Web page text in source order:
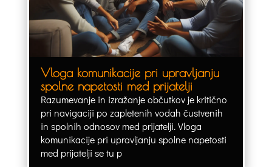
Vloga komunikacije pri upravljanju
spolne napetosti med prijatelji
Razumevanje in izražanje občutkov je kritično
pri navigaciji po zapletenih vodah čustvenih
in spolnih odnosov med prijatelji. Vloga
komunikacije pri upravljanju spolne napetosti
med prijatelji se tu p